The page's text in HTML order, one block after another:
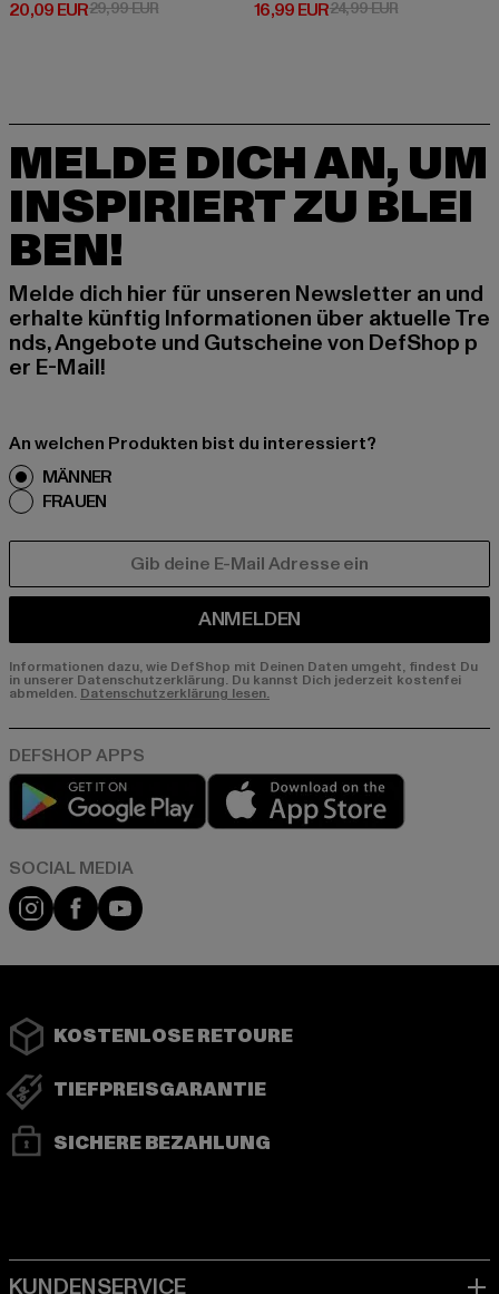
20,09 EUR
Derzeitiger Preis: 20,09 EUR
29,99 EURAktionspreis: 29,99 EUR
16,99 EUR
Derzeitiger Preis: 16,99 EUR
24,99 EURAktionspreis:
MELDE DICH AN, UM
INSPIRIERT ZU BLEI
BEN!
Melde dich hier für unseren Newsletter an und
erhalte künftig Informationen über aktuelle Tre
nds, Angebote und Gutscheine von DefShop p
er E-Mail!
An welchen Produkten bist du interessiert?
MÄNNER
FRAUEN
ANMELDEN
Informationen dazu, wie DefShop mit Deinen Daten umgeht, findest Du
in unserer Datenschutzerklärung. Du kannst Dich jederzeit kostenfei
abmelden. Datenschutzerklärung lesen.
Play market
Instagram
FacebookYouTube
KOSTENLOSE RETOURE
TIEFPREISGARANTIE
SICHERE BEZAHLUNG